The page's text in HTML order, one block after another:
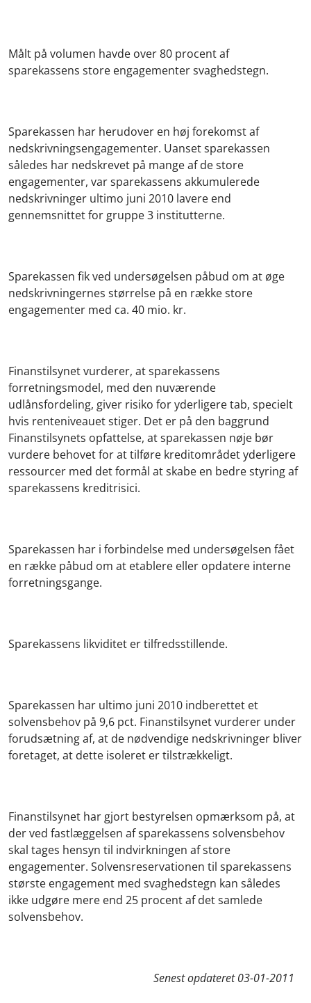
Målt på volumen havde over 80 procent af
sparekassens store engagementer svaghedstegn.
Sparekassen har herudover en høj forekomst af
nedskrivningsengagementer. Uanset sparekassen
således har nedskrevet på mange af de store
engagementer, var sparekassens akkumulerede
nedskrivninger ultimo juni 2010 lavere end
gennemsnittet for gruppe 3 institutterne.
Sparekassen fik ved undersøgelsen påbud om at øge
nedskrivningernes størrelse på en række store
engagementer med ca. 40 mio. kr.
Finanstilsynet vurderer, at sparekassens
forretningsmodel, med den nuværende
udlånsfordeling, giver risiko for yderligere tab, specielt
hvis renteniveauet stiger. Det er på den baggrund
Finanstilsynets opfattelse, at sparekassen nøje bør
vurdere behovet for at tilføre kreditområdet yderligere
ressourcer med det formål at skabe en bedre styring af
sparekassens kreditrisici.
Sparekassen har i forbindelse med undersøgelsen fået
en række påbud om at etablere eller opdatere interne
forretningsgange.
Sparekassens likviditet er tilfredsstillende.
Sparekassen har ultimo juni 2010 indberettet et
solvensbehov på 9,6 pct. Finanstilsynet vurderer under
forudsætning af, at de nødvendige nedskrivninger bliver
foretaget, at dette isoleret er tilstrækkeligt.
Finanstilsynet har gjort bestyrelsen opmærksom på, at
der ved fastlæggelsen af sparekassens solvensbehov
skal tages hensyn til indvirkningen af store
engagementer. Solvensreservationen til sparekassens
største engagement med svaghedstegn kan således
ikke udgøre mere end 25 procent af det samlede
solvensbehov.
Senest opdateret03-01-2011